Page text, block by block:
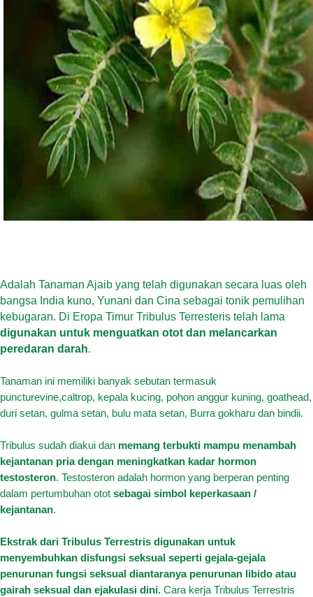
Adalah Tanaman Ajaib yang telah digunakan secara luas oleh
bangsa India kuno, Yunani dan Cina sebagai tonik pemulihan
kebugaran. Di Eropa Timur Tribulus Terresteris telah lama
digunakan untuk menguatkan otot dan melancarkan
peredaran darah.
Tanaman ini memiliki banyak sebutan termasuk
puncturevine,caltrop, kepala kucing, pohon anggur kuning, goathead,
duri setan, gulma setan, bulu mata setan, Burra gokharu dan bindii.
Tribulus sudah diakui dan memang terbukti mampu menambah
kejantanan pria dengan meningkatkan kadar hormon
testosteron. Testosteron adalah hormon yang berperan penting
dalam pertumbuhan otot sebagai simbol keperkasaan /
kejantanan.
Ekstrak dari Tribulus Terrestris digunakan untuk
menyembuhkan disfungsi seksual seperti gejala-gejala
penurunan fungsi seksual diantaranya penurunan libido atau
gairah seksual dan ejakulasi dini. Cara kerja Tribulus Terrestris